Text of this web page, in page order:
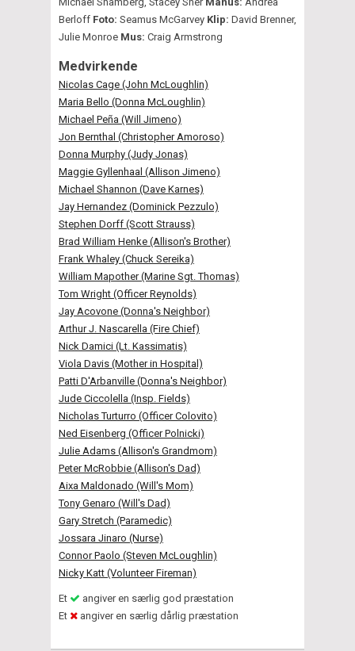
Berloff Foto: Seamus McGarvey Klip: David Brenner,
Julie Monroe Mus: Craig Armstrong
Medvirkende
Nicolas Cage (John McLoughlin)
Maria Bello (Donna McLoughlin)
Michael Peña (Will Jimeno)
Jon Bernthal (Christopher Amoroso)
Donna Murphy (Judy Jonas)
Maggie Gyllenhaal (Allison Jimeno)
Michael Shannon (Dave Karnes)
Jay Hernandez (Dominick Pezzulo)
Stephen Dorff (Scott Strauss)
Brad William Henke (Allison's Brother)
Frank Whaley (Chuck Sereika)
William Mapother (Marine Sgt. Thomas)
Tom Wright (Officer Reynolds)
Jay Acovone (Donna's Neighbor)
Arthur J. Nascarella (Fire Chief)
Nick Damici (Lt. Kassimatis)
Viola Davis (Mother in Hospital)
Patti D'Arbanville (Donna's Neighbor)
Jude Ciccolella (Insp. Fields)
Nicholas Turturro (Officer Colovito)
Ned Eisenberg (Officer Polnicki)
Julie Adams (Allison's Grandmom)
Peter McRobbie (Allison's Dad)
Aixa Maldonado (Will's Mom)
Tony Genaro (Will's Dad)
Gary Stretch (Paramedic)
Jossara Jinaro (Nurse)
Connor Paolo (Steven McLoughlin)
Nicky Katt (Volunteer Fireman)
Et
angiver en særlig god præstation
Et
angiver en særlig dårlig præstation